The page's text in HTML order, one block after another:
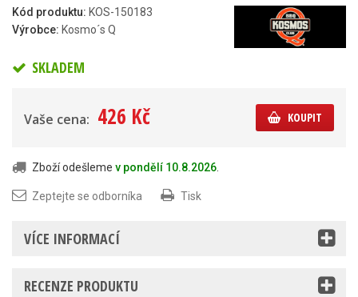
Kód produktu: KOS-150183
Výrobce: Kosmo´s Q
SKLADEM
Vaše cena: 426 Kč KOUPIT
Zboží odešleme v pondělí 10.8.2026
Zeptejte se odborníka Tisk
VÍCE INFORMACÍ
RECENZE PRODUKTU